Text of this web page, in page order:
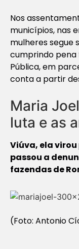
Nos
municípios, nas
mulheres segue
cumprindo pena
Pública, em
conta a partir
Maria
luta e as
Viúva, ela
passou a
fazendas de
(Foto: Antonio